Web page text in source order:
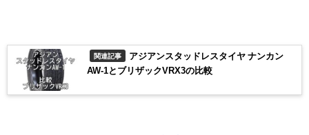
関連記事
アジアンスタッドレスタイヤ ナンカン
AW-1とブリザックVRX3の比較